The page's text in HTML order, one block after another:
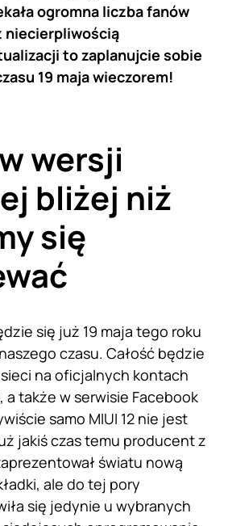
ogromna liczba fanów
niecierpliwością
to zaplanujcie sobie
19 maja wieczorem!
wersji
bliżej niż
się
się już 19 maja tego roku
czasu. Całość będzie
na oficjalnych kontach
a także w serwisie Facebook
samo MIUI 12 nie jest
jakiś czas temu producent z
światu nową
ale do tej pory
się jedynie u wybranych